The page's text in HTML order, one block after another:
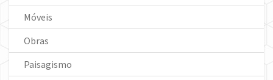
Móveis
Obras
Paisagismo